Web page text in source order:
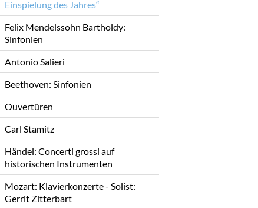
Einspielung des Jahres“
Felix Mendelssohn Bartholdy:
Sinfonien
Antonio Salieri
Beethoven: Sinfonien
Ouvertüren
Carl Stamitz
Händel: Concerti grossi auf
historischen Instrumenten
Mozart: Klavierkonzerte - Solist:
Gerrit Zitterbart